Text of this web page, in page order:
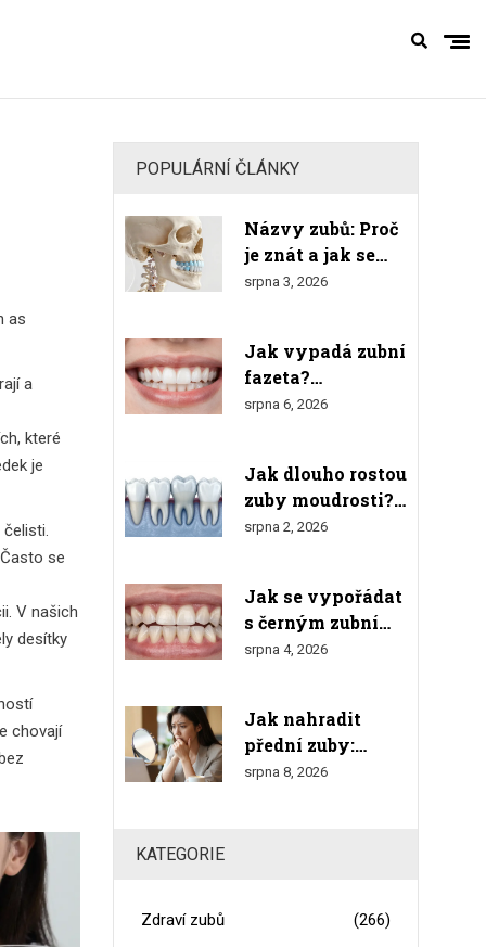
as
a
které
je
se
. V našich
desítky
chovají
POPULÁRNÍ ČLÁNKY
Názvy zubů: Proč
je znát a jak se
orientovat v
srpna 3, 2026
Jak vypadá zubní
fazeta?
Kompletní
materiály a
výsledkem
srpna 6, 2026
Jak dlouho rostou
zuby moudrosti?
Kompletní
odstraněním
srpna 2, 2026
Jak se vypořádat
s černým zubním
kamenem doma:
srpna 4, 2026
Jak nahradit
přední zuby:
Estetické fazety,
srpna 8, 2026
KATEGORIE
Zdraví zubů
(266)